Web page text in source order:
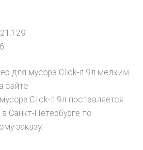
для мусора Click-it 9л мелким
Click-it 9л поставляется
Санкт-Петербурге по
заказу.